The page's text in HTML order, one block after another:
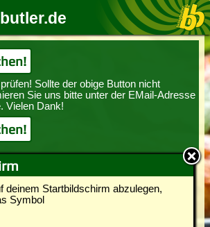
deinem Startbildschirm abzulegen,
Symbol